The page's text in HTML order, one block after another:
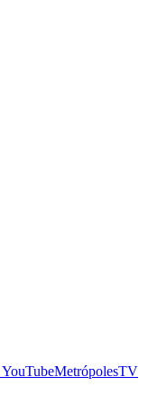
YouTubeMetrópolesTV